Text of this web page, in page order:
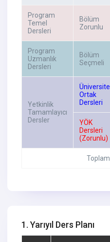
Program
Temel
Dersleri
Bölüm
Zorunlu
Program
Uzmanlık
Dersleri
Bölüm
Seçmeli
Yetkinlik
Tamamlayıcı
Dersler
Üniversite
Ortak
Dersleri
YÖK
Dersleri
(Zorunlu)
Toplam
1. Yarıyıl Ders Planı